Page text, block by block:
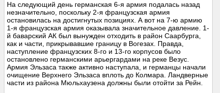
На следующий день германская 6-я армия подалась назад
незначительно, поскольку 2-я французская армия
остановилась на достигнутых позициях. А вот на 7-ю армию
1-я французская армия оказывала значительное давление. 1-
й баварский АК был вынужден отходить в район Саарбурга,
как и части, прикрывавшие границу в Вогезах. Правда,
наступление французских 8-го и 13-го корпусов было
остановлено германскими арьергардами на реке Везус.
Армия Эльзаса также активно наступала, и германцы начали
очищение Верхнего Эльзаса вплоть до Колмара. Ландверные
части из района Мюльхаузена должны были отойти за Рейн.